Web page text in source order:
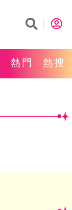
熱門 熱搜